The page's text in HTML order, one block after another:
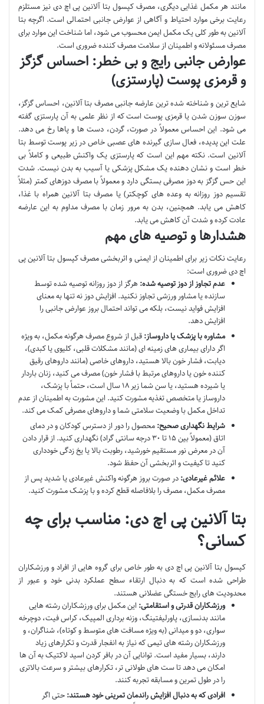
مانند هر مکمل غذایی دیگری، مصرف کپسول بتا آلانین پی اچ دی نیز مستلزم
رعایت برخی موارد احتیاط و آگاهی از عوارض جانبی احتمالی است. اگرچه بتا
آلانین به طور کلی یک مکمل ایمن محسوب می شود، اما شناخت این موارد برای
مصرف مسئولانه و اطمینان از سلامت مصرف کننده ضروری است.
عوارض جانبی رایج و بی خطر: احساس گزگز
و قرمزی پوست (پارستزی)
شایع ترین و شناخته شده ترین عارضه جانبی مصرف بتا آلانین، احساس گزگز،
سوزن سوزن شدن یا قرمزی پوست است که از نظر علمی به آن پارستزی گفته
می شود. این احساس معمولاً در صورت، گردن، دست ها و پاها رخ می دهد.
علت این پدیده، فعال سازی گیرنده های عصبی خاص در زیر پوست توسط بتا
آلانین است. نکته مهم این است که پارستزی یک واکنش طبیعی و کاملاً بی
خطر است و نشان دهنده یک مشکل پزشکی یا آسیب به بدن نیست. شدت
این حس گزگز به دوز مصرفی بستگی دارد و معمولاً با مصرف دوزهای کمتر (مثلاً
تقسیم دوز روزانه به وعده های کوچکتر) یا مصرف بتا آلانین همراه با غذا،
کاهش می یابد. همچنین، بدن به مرور زمان با مصرف مداوم به این عارضه
عادت کرده و شدت آن کاهش می یابد.
هشدارها و توصیه های مهم
رعایت نکات زیر برای اطمینان از ایمنی و اثربخشی مصرف کپسول بتا آلانین پی
اچ دی ضروری است:
عدم تجاوز از دوز توصیه شده: هرگز از دوز روزانه توصیه شده توسط
سازنده یا مشاور ورزشی تجاوز نکنید. افزایش دوز نه تنها به معنای
افزایش فواید نیست، بلکه می تواند احتمال بروز عوارض جانبی را
افزایش دهد.
مشاوره با پزشک یا داروساز: قبل از شروع مصرف هرگونه مکمل، به ویژه
اگر دارای بیماری های زمینه ای (مانند مشکلات قلبی، کلیوی یا کبدی)،
دیابت، فشار خون بالا هستید، داروهای خاصی (مانند داروهای رقیق
کننده خون یا داروهای مرتبط با فشار خون) مصرف می کنید، زنان باردار
یا شیرده هستید، یا سن شما زیر ۱۸ سال است، حتماً با پزشک،
داروساز یا متخصص تغذیه مشورت کنید. این مشورت به اطمینان از عدم
تداخل مکمل با وضعیت سلامتی شما و داروهای مصرفی کمک می کند.
شرایط نگهداری صحیح: محصول را دور از دسترس کودکان و در دمای
اتاق (معمولاً بین ۱۵ تا ۳۰ درجه سانتی گراد) نگهداری کنید. از قرار دادن
آن در معرض نور مستقیم خورشید، رطوبت بالا یا یخ زدگی خودداری
کنید تا کیفیت و اثربخشی آن حفظ شود.
علائم غیرعادی: در صورت بروز هرگونه واکنش غیرعادی یا شدید پس از
مصرف مکمل، مصرف را بلافاصله قطع کرده و با پزشک مشورت کنید.
بتا آلانین پی اچ دی: مناسب برای چه
کسانی؟
کپسول بتا آلانین پی اچ دی به طور خاص برای گروه هایی از افراد و ورزشکاران
طراحی شده است که به دنبال ارتقاء سطح عملکرد بدنی خود و عبور از
محدودیت های رایج خستگی عضلانی هستند.
ورزشکاران قدرتی و استقامتی: این مکمل برای ورزشکاران رشته هایی
مانند بدنسازی، پاورلیفتینگ، وزنه برداری المپیک، کراس فیت، دوچرخه
سواری، دو و میدانی (به ویژه مسافت های متوسط و کوتاه)، شناگران، و
ورزشکاران رشته های تیمی که نیاز به انفجار قدرت و تکرارهای زیاد
دارند، بسیار مفید است. توانایی آن در بافر کردن اسید لاکتیک به آن ها
امکان می دهد تا ست های طولانی تر، تکرارهای بیشتر و سرعت بالاتری
را در طول تمرین و مسابقه تجربه کنند.
افرادی که به دنبال افزایش راندمان تمرینی خود هستند: حتی اگر